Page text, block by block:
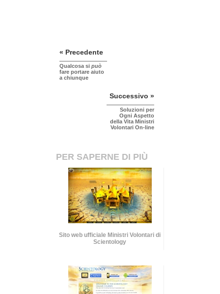
« Precedente
Qualcosa si può
fare portare aiuto
a chiunque
Successivo »
Soluzioni per
Ogni Aspetto
della Vita Ministri
Volontari On-line
PER SAPERNE DI PIÙ
Sito web ufficiale Ministri Volontari di
Scientology